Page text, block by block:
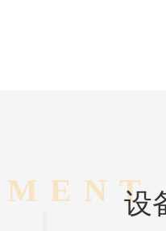
设